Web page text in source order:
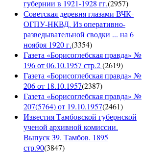
губернии в 1921-1928 гг.(2957)
Советская деревня глазами ВЧК-
ОГПУ-НКВД. Из оперативно-
разведывательной сводки ... на 6
ноября 1920 г.(3354)
Газета «Борисоглебская правда» №
196 от 06.10.1957 стр.2(2619)
Газета «Борисоглебская правда» №
206 от 18.10.1957(2387)
Газета «Борисоглебская правда» №
207(5764) от 19.10.1957(2461)
Известия Тамбовской губернской
ученой архивной комиссии.
Выпуск 39. Тамбов. 1895
стр.90(3847)